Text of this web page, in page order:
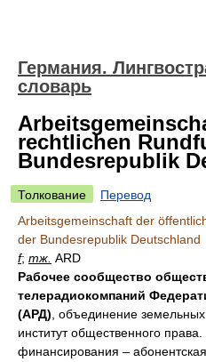
Германия.
словарь
rechtlichen
Bundesrepublik
Толкование
Перевод
Arbeitsgemeinschaft der
der Bundesrepublik Deutschland
f; тж. ARD
Рабочее сообщество
телерадиокомпаний
(АРД) , объединение
институт общественного
финансирования –